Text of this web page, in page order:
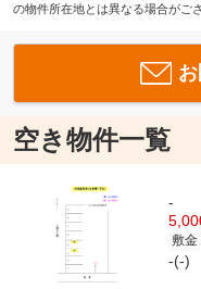
の物件所在地とは異なる場合がご
空き物件一覧
-
敷金
-(-)